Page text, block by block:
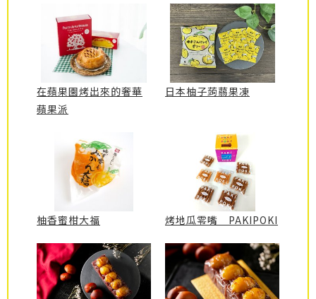
在蘋果園烤出來的奢華
蘋果派
日本柚子蒟蒻果凍
柚香蜜柑大福 烤地瓜零嘴 PAKIPOKI